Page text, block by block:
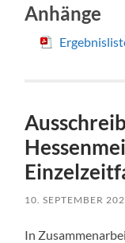
Anhänge
10. SEPTEMBER
In